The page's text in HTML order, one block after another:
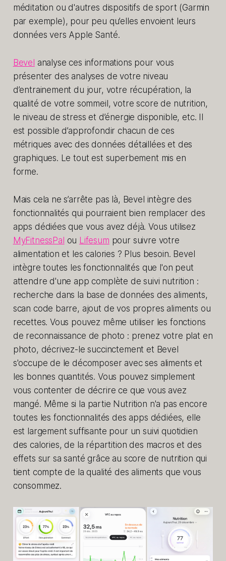
méditation ou d'autres dispositifs de sport (Garmin
par exemple), pour peu qu’elles envoient leurs
données vers Apple Santé.
Bevel analyse ces informations pour vous
présenter des analyses de votre niveau
d’entrainement du jour, votre récupération, la
qualité de votre sommeil, votre score de nutrition,
le niveau de stress et d’énergie disponible, etc. Il
est possible d’approfondir chacun de ces
métriques avec des données détaillées et des
graphiques. Le tout est superbement mis en
forme.
Mais cela ne s’arrête pas là, Bevel intègre des
fonctionnalités qui pourraient bien remplacer des
apps dédiées que vous avez déjà. Vous utilisez
MyFitnessPal ou Lifesum pour suivre votre
alimentation et les calories ? Plus besoin. Bevel
intègre toutes les fonctionnalités que l'on peut
attendre d'une app complète de suivi nutrition :
recherche dans la base de données des aliments,
scan code barre, ajout de vos propres aliments ou
recettes. Vous pouvez même utiliser les fonctions
de reconnaissance de photo : prenez votre plat en
photo, décrivez-le succinctement et Bevel
s'occupe de le décomposer avec ses aliments et
les bonnes quantités. Vous pouvez simplement
vous contenter de décrire ce que vous avez
mangé. Même si la partie Nutrition n'a pas encore
toutes les fonctionnalités des apps dédiées, elle
est largement suffisante pour un suivi quotidien
des calories, de la répartition des macros et des
effets sur sa santé grâce au score de nutrition qui
tient compte de la qualité des aliments que vous
consommez.